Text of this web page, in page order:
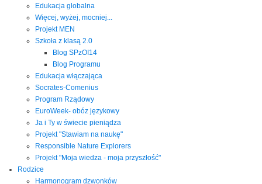
Edukacja globalna
Więcej, wyżej, mocniej...
Projekt MEN
Szkoła z klasą 2.0
Blog SPzOI14
Blog Programu
Edukacja włączająca
Socrates-Comenius
Program Rządowy
EuroWeek- obóz językowy
Ja i Ty w świecie pieniądza
Projekt "Stawiam na naukę"
Responsible Nature Explorers
Projekt "Moja wiedza - moja przyszłość"
Rodzice
Harmonogram dzwonków